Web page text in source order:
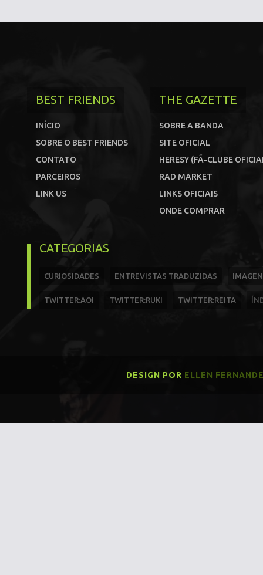
BEST FRIENDS
INÍCIO
SOBRE O BEST FRIENDS
CONTATO
PARCEIROS
LINK US
THE GAZETTE
SOBRE A BANDA
SITE OFICIAL
HERESY (FÃ-CLUBE
RAD MARKET
LINKS OFICIAIS
ONDE COMPRAR
CATEGORIAS
CURIOSIDADES ENTREVISTAS TRADUZIDAS
TWITTER:AOI TWITTER:RUKI TWITTER:REITA
DESIGN POR ELLEN